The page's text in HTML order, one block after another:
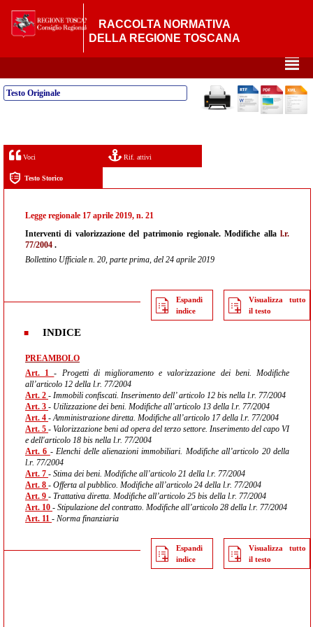
RACCOLTA NORMATIVA
DELLA REGIONE TOSCANA
²
Testo Originale
Voci Rif. attivi
Testo Storico
Legge regionale 17 aprile 2019, n. 21
Interventi di valorizzazione del patrimonio regionale. Modifiche alla l.r.
77/2004 .
Bollettino Ufficiale n. 20, parte prima, del 24 aprile 2019
Espandi
indice
Visualizza tutto
il testo
INDICE
PREAMBOLO
Art. 1- Progetti di miglioramento e valorizzazione dei beni. Modifiche
all’articolo 12 della l.r. 77/2004
Art. 2 - Immobili confiscati. Inserimento dell’ articolo 12 bis nella l.r. 77/2004
Art. 3 - Utilizzazione dei beni. Modifiche all’articolo 13 della l.r. 77/2004
Art. 4 - Amministrazione diretta. Modifiche all’articolo 17 della l.r. 77/2004
Art. 5 - Valorizzazione beni ad opera del terzo settore. Inserimento del capo VI
e dell'articolo 18 bis nella l.r. 77/2004
Art. 6 - Elenchi delle alienazioni immobiliari. Modifiche all’articolo 20 della
l.r. 77/2004
Art. 7 - Stima dei beni. Modifiche all’articolo 21 della l.r. 77/2004
Art. 8 - Offerta al pubblico. Modifiche all’articolo 24 della l.r. 77/2004
Art. 9 - Trattativa diretta. Modifiche all’articolo 25 bis della l.r. 77/2004
Art. 10 - Stipulazione del contratto. Modifiche all’articolo 28 della l.r. 77/2004
Art. 11 - Norma finanziaria
Espandi
indice
Visualizza tutto
il testo